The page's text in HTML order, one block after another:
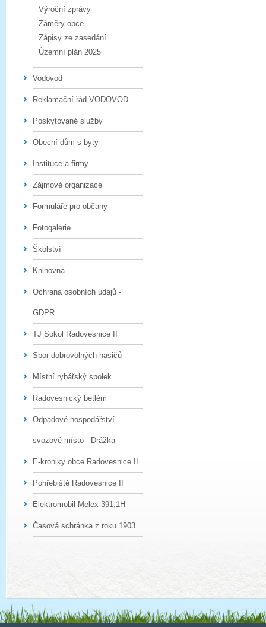
Výroční zprávy
Záměry obce
Zápisy ze zasedání
Územní plán 2025
Vodovod
Reklamační řád VODOVOD
Poskytované služby
Obecní dům s byty
Instituce a firmy
Zájmové organizace
Formuláře pro občany
Fotogalerie
Školství
Knihovna
Ochrana osobních údajů -
GDPR
TJ Sokol Radovesnice II
Sbor dobrovolných hasičů
Místní rybářský spolek
Radovesnický betlém
Odpadové hospodářství -
svozové místo - Drážka
E-kroniky obce Radovesnice II
Pohřebiště Radovesnice II
Elektromobil Melex 391,1H
Časová schránka z roku 1903